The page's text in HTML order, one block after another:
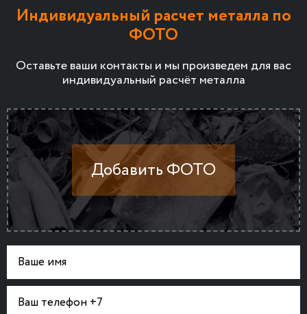
Индивидуальный расчет металла по
ФОТО
Оставьте ваши контакты и мы произведем для вас
индивидуальный расчёт металла